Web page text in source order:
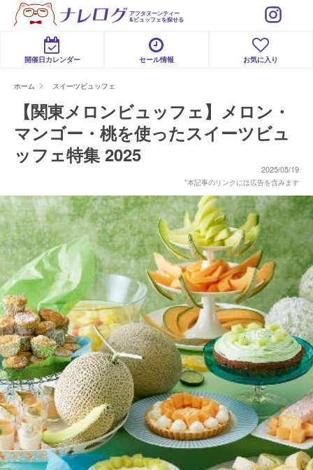
アフタヌーンティー
&ビュッフェを探せる
開催日カレンダー セール情報 お気に入り
ホーム スイーツビュッフェ
【関東メロンビュッフェ】メロン・
マンゴー・桃を使ったスイーツビュ
ッフェ特集 2025
2025/05/19
*本記事のリンクには広告を含みます